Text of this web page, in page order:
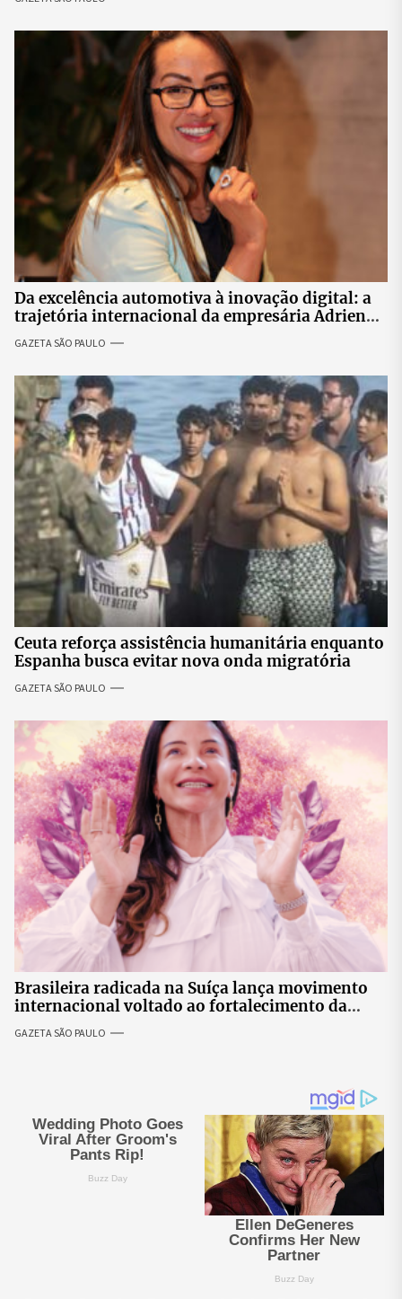
Da excelência automotiva à inovação digital: a
trajetória internacional da empresária Adriene
GAZETA SÃO PAULO
Ceuta reforça assistência humanitária enquanto
Espanha busca evitar nova onda migratória
GAZETA SÃO PAULO
Brasileira radicada na Suíça lança movimento
internacional voltado ao fortalecimento da
identidade feminina
GAZETA SÃO PAULO